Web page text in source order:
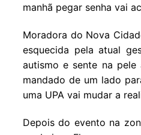
manhã pegar senha vai
Moradora do Nova
esquecida pela atual
autismo e sente na
mandado de um lado
uma UPA vai mudar a
Depois do evento na